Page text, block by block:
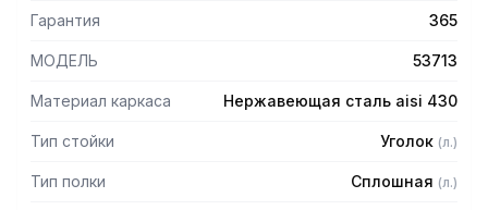
Гарантия 365
МОДЕЛЬ 53713
Материал каркаса Нержавеющая сталь aisi 430
Тип стойки Уголок (л.)
Тип полки Сплошная (л.)